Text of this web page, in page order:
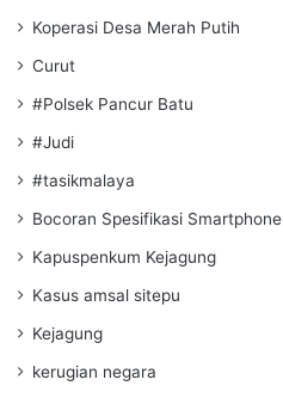
Koperasi Desa Merah Putih
Curut
#Polsek Pancur Batu
#Judi
#tasikmalaya
Bocoran Spesifikasi Smartphone
Kapuspenkum Kejagung
Kasus amsal sitepu
Kejagung
kerugian negara